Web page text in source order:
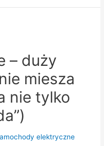
– duży
miesza
nie tylko
elektryczne